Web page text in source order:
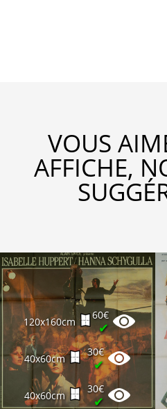
VOUS
AFFICHE,
120x160cm
60€
✔
40x60cm
30€
✔
40x60cm
30€
✔